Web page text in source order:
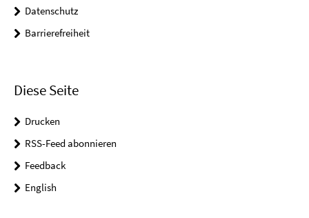
Datenschutz
Barrierefreiheit
Diese Seite
Drucken
RSS-Feed abonnieren
Feedback
English